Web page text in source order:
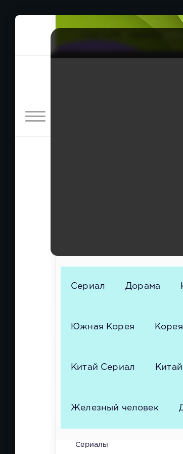
Чжу Хон Бин человек
подчинённых, неожиданно
Чон Джин, Ким Джэ-ён, Щин Сэ-
Сериал Дорама
Южная Корея Корея
Китай Сериал
Железный человек
Сериалы